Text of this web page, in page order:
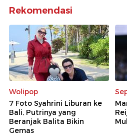
Rekomendasi
Wolipop
7 Foto Syahrini Liburan ke
Bali, Putrinya yang
Beranjak Balita Bikin
Gemas